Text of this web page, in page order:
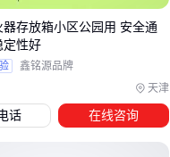
天津
器存放箱小区公园用 安全通
定性好
鑫铭源品牌
话 在线咨询